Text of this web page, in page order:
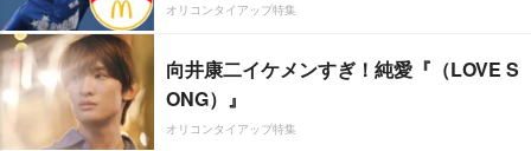
オリコンタイアップ特集
向井康二イケメンすぎ！純愛『（LOVE S
ONG）』
オリコンタイアップ特集